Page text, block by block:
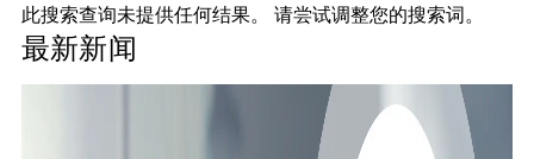
此搜索查询未提供任何结果。 请尝试调整您的搜索词。
最新新闻